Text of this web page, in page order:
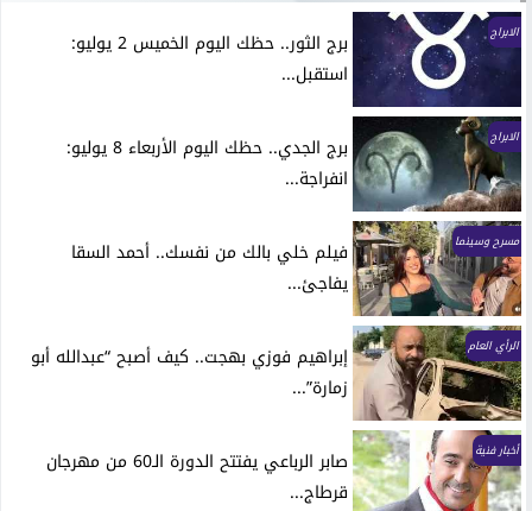
الابراج
برج الثور.. حظك اليوم الخميس 2 يوليو:
استقبل...
الابراج
برج الجدي.. حظك اليوم الأربعاء 8 يوليو:
انفراجة...
مسرح وسينما
فيلم خلي بالك من نفسك.. أحمد السقا
يفاجئ...
الرأي العام
إبراهيم فوزي بهجت.. كيف أصبح “عبدالله أبو
زمارة”...
أخبار فنية
صابر الرباعي يفتتح الدورة الـ60 من مهرجان
قرطاج...